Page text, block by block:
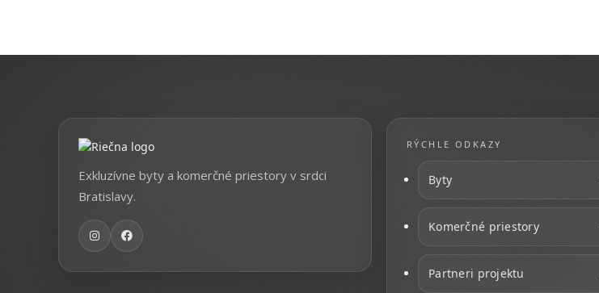
Exkluzívne byty a komerčné priestory v srdci
Bratislavy.
RÝCHLE ODKAZY
Byty
Komerčné priestory
Partneri projektu